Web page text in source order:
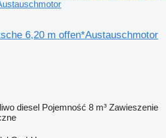
6,20 m offen*Austauschmotor
diesel Pojemność 8 m³ Zawieszenie